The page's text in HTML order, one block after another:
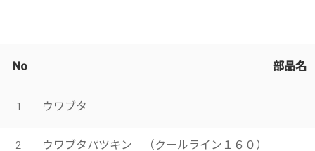
No 部品名
1 ウワブタ
2 ウワブタパツキン （クールライン１６０）